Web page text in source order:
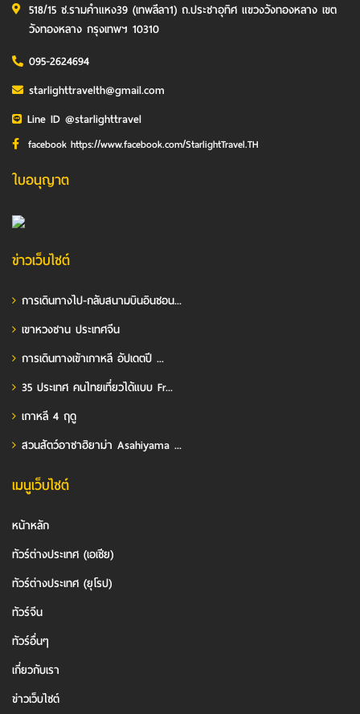
518/15 ซ.รามคำแหง39 (เทพลีลา1) ถ.ประชาอุทิศ แขวงวังทองหลาง เขต
วังทองหลาง กรุงเทพฯ 10310
095-2624694
starlighttravelth@gmail.com
Line ID @starlighttravel
facebook https://www.facebook.com/StarlightTravel.TH
ใบอนุญาต
ข่าวเว็บไซต์
การเดินทางไป-กลับสนามบินอินชอน...
เขาหวงซาน ประเทศจีน
การเดินทางเข้าเกาหลี อัปเดตปี ...
35 ประเทศ คนไทยเที่ยวได้แบบ Fr...
เกาหลี 4 ฤดู
สวนสัตว์อาซาฮิยาม่า Asahiyama ...
เมนูเว็บไซต์
หน้าหลัก
ทัวร์ต่างประเทศ (เอเชีย)
ทัวร์ต่างประเทศ (ยุโรป)
ทัวร์จีน
ทัวร์อื่นๆ
เกี่ยวกับเรา
ข่าวเว็บไซต์